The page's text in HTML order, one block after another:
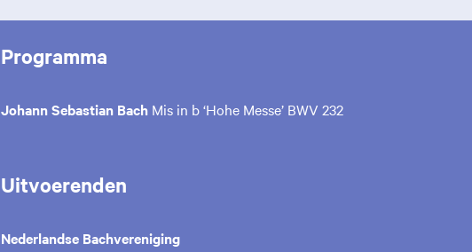
Programma
Johann Sebastian Bach Mis in b ‘Hohe Messe’ BWV 232
Uitvoerenden
Nederlandse Bachvereniging